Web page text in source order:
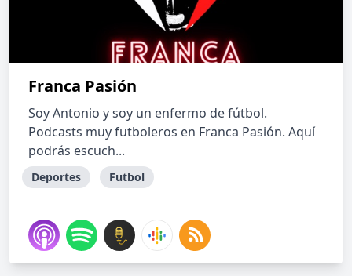
Franca Pasión
Soy Antonio y soy un enfermo de fútbol.
Podcasts muy futboleros en Franca Pasión. Aquí
podrás escuch...
Deportes Futbol